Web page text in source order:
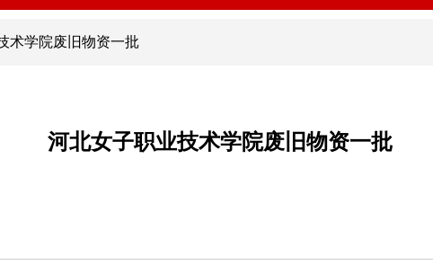
术学院废旧物资一批
河北女子职业技术学院废旧物资一批